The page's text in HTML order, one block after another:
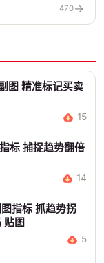
470→
图 精准标记买卖
15
标 捕捉趋势翻倍
14
指标 抓趋势拐
贴图
5